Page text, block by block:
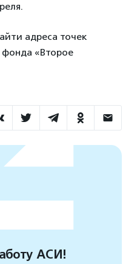
адреса точек
фонда «Второе
АСИ!